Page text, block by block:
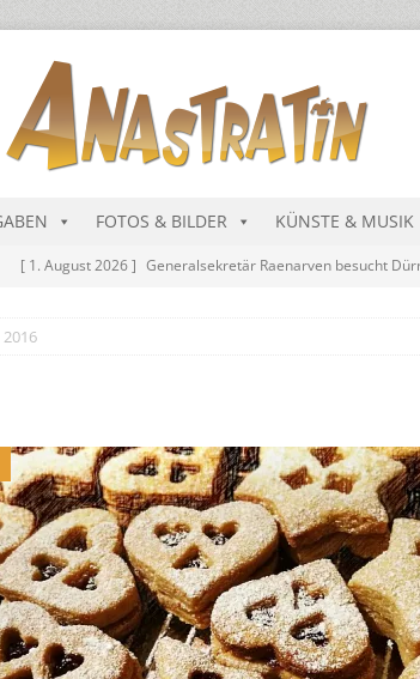
FOTOS & BILDER KÜNSTE & MUSIK
[ 1. August 2026 ] Generalsekretär Raenarven besucht
[ 1. August 2026 ]
[ 1. August 2026 ] Die Niarts Charts im August 2026
2016